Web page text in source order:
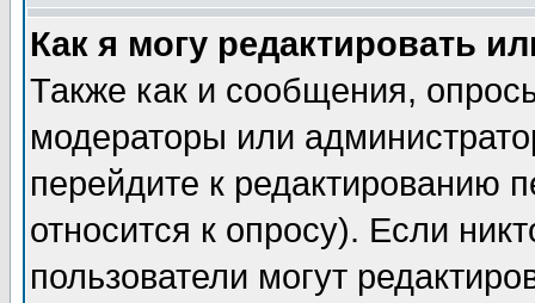
Как я могу редактировать
Также как и сообщения,
модераторы или
перейдите к редактированию
относится к опросу). Если
пользователи могут